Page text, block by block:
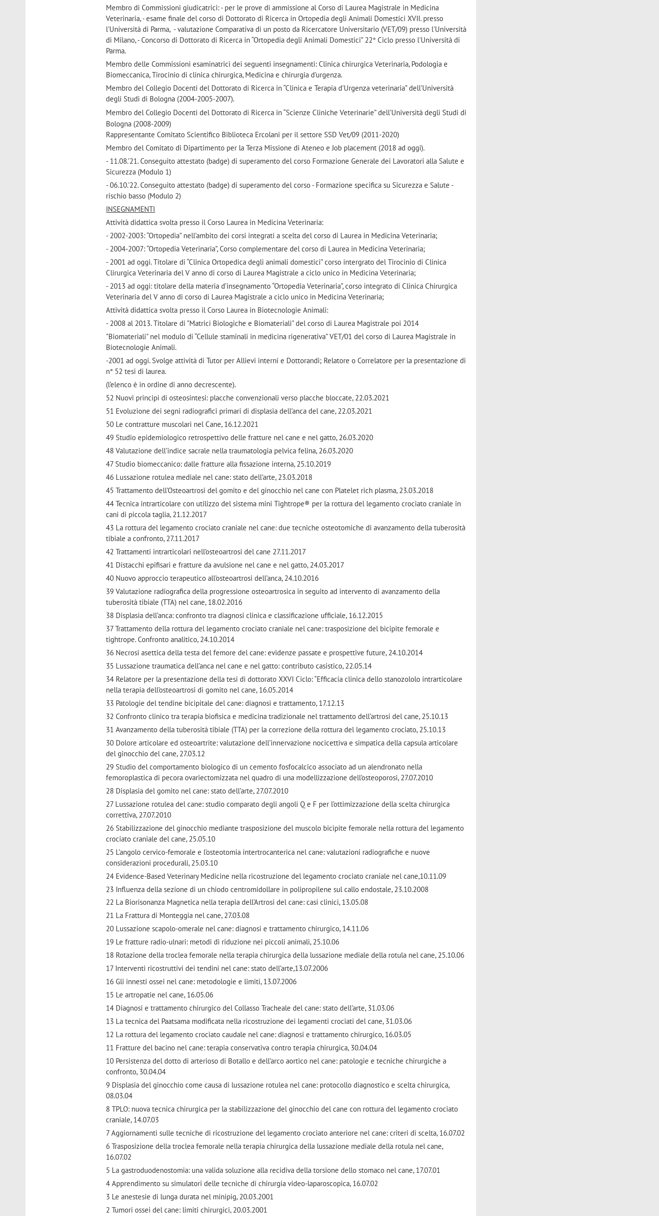
Membro di Commissioni giudicatrici: - per le prove di ammissione al Corso di Laurea Magistrale in Medicina
Veterinaria, - esame finale del corso di Dottorato di Ricerca in Ortopedia degli Animali Domestici XVII. presso
l'Università di Parma, - valutazione Comparativa di un posto da Ricercatore Universitario (VET/09) presso l'Università
di Milano, - Concorso di Dottorato di Ricerca in “Ortopedia degli Animali Domestici” 22° Ciclo presso l'Università di
Parma.
Membro delle Commissioni esaminatrici dei seguenti insegnamenti: Clinica chirurgica Veterinaria, Podologia e
Biomeccanica, Tirocinio di clinica chirurgica, Medicina e chirurgia d'urgenza.
Membro del Collegio Docenti del Dottorato di Ricerca in “Clinica e Terapia d'Urgenza veterinaria” dell’Università
degli Studi di Bologna (2004-2005-2007).
Membro del Collegio Docenti del Dottorato di Ricerca in “Scienze Cliniche Veterinarie” dell’Università degli Studi di
Bologna (2008-2009)
Rappresentante Comitato Scientifico Biblioteca Ercolani per il settore SSD Vet/09 (2011-2020)
Membro del Comitato di Dipartimento per la Terza Missione di Ateneo e Job placement (2018 ad oggi).
- 11.08.’21. Conseguito attestato (badge) di superamento del corso Formazione Generale dei Lavoratori alla Salute e
Sicurezza (Modulo 1)
- 06.10.'22. Conseguito attestato (badge) di superamento del corso - Formazione specifica su Sicurezza e Salute -
rischio basso (Modulo 2)
INSEGNAMENTI
Attività didattica svolta presso il Corso Laurea in Medicina Veterinaria:
- 2002-2003: “Ortopedia” nell’ambito dei corsi integrati a scelta del corso di Laurea in Medicina Veterinaria;
- 2004-2007: “Ortopedia Veterinaria”, Corso complementare del corso di Laurea in Medicina Veterinaria;
- 2001 ad oggi. Titolare di “Clinica Ortopedica degli animali domestici” corso intergrato del Tirocinio di Clinica
Clirurgica Veterinaria del V anno di corso di Laurea Magistrale a ciclo unico in Medicina Veterinaria;
- 2013 ad oggi: titolare della materia d’insegnamento “Ortopedia Veterinaria”, corso integrato di Clinica Chirurgica
Veterinaria del V anno di corso di Laurea Magistrale a ciclo unico in Medicina Veterinaria;
Attività didattica svolta presso il Corso Laurea in Biotecnologie Animali:
- 2008 al 2013. Titolare di "Matrici Biologiche e Biomateriali" del corso di Laurea Magistrale poi 2014
"Biomateriali" nel modulo di “Cellule staminali in medicina rigenerativa” VET/01 del corso di Laurea Magistrale in
Biotecnologie Animali.
-2001 ad oggi. Svolge attività di Tutor per Allievi interni e Dottorandi; Relatore o Correlatore per la presentazione di
n° 52 tesi di laurea.
(l’elenco è in ordine di anno decrescente).
52 Nuovi principi di osteosintesi: placche convenzionali verso placche bloccate, 22.03.2021
51 Evoluzione dei segni radiografici primari di displasia dell’anca del cane, 22.03.2021
50 Le contratture muscolari nel Cane, 16.12.2021
49 Studio epidemiologico retrospettivo delle fratture nel cane e nel gatto, 26.03.2020
48 Valutazione dell’indice sacrale nella traumatologia pelvica felina, 26.03.2020
47 Studio biomeccanico: dalle fratture alla fissazione interna, 25.10.2019
46 Lussazione rotulea mediale nel cane: stato dell’arte, 23.03.2018
45 Trattamento dell’Osteoartrosi del gomito e del ginocchio nel cane con Platelet rich plasma, 23.03.2018
44 Tecnica intrarticolare con utilizzo del sistema mini Tightrope® per la rottura del legamento crociato craniale in
cani di piccola taglia, 21.12.2017
43 La rottura del legamento crociato craniale nel cane: due tecniche osteotomiche di avanzamento della tuberosità
tibiale a confronto, 27.11.2017
42 Trattamenti intrarticolari nell’osteoartrosi del cane 27.11.2017
41 Distacchi epifisari e fratture da avulsione nel cane e nel gatto, 24.03.2017
40 Nuovo approccio terapeutico all’osteoartrosi dell’anca, 24.10.2016
39 Valutazione radiografica della progressione osteoartrosica in seguito ad intervento di avanzamento della
tuberosità tibiale (TTA) nel cane, 18.02.2016
38 Displasia dell’anca: confronto tra diagnosi clinica e classificazione ufficiale, 16.12.2015
37 Trattamento della rottura del legamento crociato craniale nel cane: trasposizione del bicipite femorale e
tightrope. Confronto analitico, 24.10.2014
36 Necrosi asettica della testa del femore del cane: evidenze passate e prospettive future, 24.10.2014
35 Lussazione traumatica dell’anca nel cane e nel gatto: contributo casistico, 22.05.14
34 Relatore per la presentazione della tesi di dottorato XXVI Ciclo: “Efficacia clinica dello stanozololo intrarticolare
nella terapia dell’osteoartrosi di gomito nel cane, 16.05.2014
33 Patologie del tendine bicipitale del cane: diagnosi e trattamento, 17.12.13
32 Confronto clinico tra terapia biofisica e medicina tradizionale nel trattamento dell’artrosi del cane, 25.10.13
31 Avanzamento della tuberosità tibiale (TTA) per la correzione della rottura del legamento crociato, 25.10.13
30 Dolore articolare ed osteoartrite: valutazione dell’innervazione nocicettiva e simpatica della capsula articolare
del ginocchio del cane, 27.03.12
29 Studio del comportamento biologico di un cemento fosfocalcico associato ad un alendronato nella
femoroplastica di pecora ovariectomizzata nel quadro di una modellizzazione dell’osteoporosi, 27.07.2010
28 Displasia del gomito nel cane: stato dell’arte, 27.07.2010
27 Lussazione rotulea del cane: studio comparato degli angoli Q e F per l’ottimizzazione della scelta chirurgica
correttiva, 27.07.2010
26 Stabilizzazione del ginocchio mediante trasposizione del muscolo bicipite femorale nella rottura del legamento
crociato craniale del cane, 25.05.10
25 L’angolo cervico-femorale e l’osteotomia intertrocanterica nel cane: valutazioni radiografiche e nuove
considerazioni procedurali, 25.03.10
24 Evidence-Based Veterinary Medicine nella ricostruzione del legamento crociato craniale nel cane,10.11.09
23 Influenza della sezione di un chiodo centromidollare in polipropilene sul callo endostale, 23.10.2008
22 La Biorisonanza Magnetica nella terapia dell’Artrosi del cane: casi clinici, 13.05.08
21 La Frattura di Monteggia nel cane, 27.03.08
20 Lussazione scapolo-omerale nel cane: diagnosi e trattamento chirurgico, 14.11.06
19 Le fratture radio-ulnari: metodi di riduzione nei piccoli animali, 25.10.06
18 Rotazione della troclea femorale nella terapia chirurgica della lussazione mediale della rotula nel cane, 25.10.06
17 Interventi ricostruttivi dei tendini nel cane: stato dell’arte,13.07.2006
16 Gli innesti ossei nel cane: metodologie e limiti, 13.07.2006
15 Le artropatie nel cane, 16.05.06
14 Diagnosi e trattamento chirurgico del Collasso Tracheale del cane: stato dell’arte, 31.03.06
13 La tecnica del Paatsama modificata nella ricostruzione dei legamenti crociati del cane, 31.03.06
12 La rottura del legamento crociato caudale nel cane: diagnosi e trattamento chirurgico, 16.03.05
11 Fratture del bacino nel cane: terapia conservativa contro terapia chirurgica, 30.04.04
10 Persistenza del dotto di arterioso di Botallo e dell’arco aortico nel cane: patologie e tecniche chirurgiche a
confronto, 30.04.04
9 Displasia del ginocchio come causa di lussazione rotulea nel cane: protocollo diagnostico e scelta chirurgica,
08.03.04
8 TPLO: nuova tecnica chirurgica per la stabilizzazione del ginocchio del cane con rottura del legamento crociato
craniale, 14.07.03
7 Aggiornamenti sulle tecniche di ricostruzione del legamento crociato anteriore nel cane: criteri di scelta, 16.07.02
6 Trasposizione della troclea femorale nella terapia chirurgica della lussazione mediale della rotula nel cane,
16.07.02
5 La gastroduodenostomia: una valida soluzione alla recidiva della torsione dello stomaco nel cane, 17.07.01
4 Apprendimento su simulatori delle tecniche di chirurgia video-laparoscopica, 16.07.02
3 Le anestesie di lunga durata nel minipig, 20.03.2001
2 Tumori ossei del cane: limiti chirurgici, 20.03.2001